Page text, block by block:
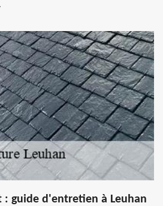
: guide d'entretien à Leuhan